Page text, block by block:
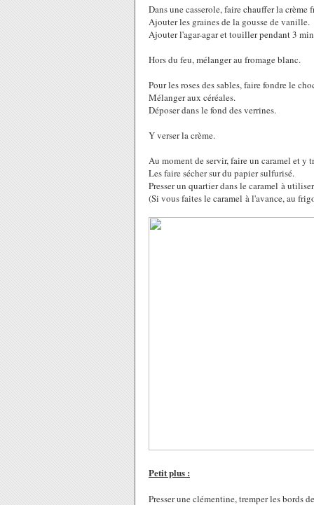
Dans une casserole, faire chauffer la
Ajouter les graines de la gousse de vanille.
Ajouter l'agar-agar et touiller pendant 3
Hors du feu, mélanger au fromage blanc.
Pour les roses des sables, faire fondre le
Mélanger aux céréales.
Déposer dans le fond des verrines.
Y verser la crème.
Au moment de servir, faire un caramel et y
Les faire sécher sur du papier sulfurisé.
Presser un quartier dans le caramel à
(Si vous faites le caramel à l'avance, au
Petit plus :
Presser une clémentine, tremper les bords